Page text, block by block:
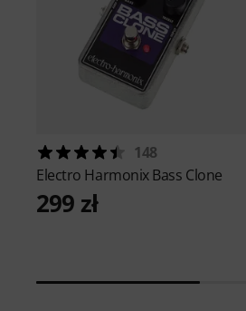
148
Electro HarmonixBass Clone
299 zł